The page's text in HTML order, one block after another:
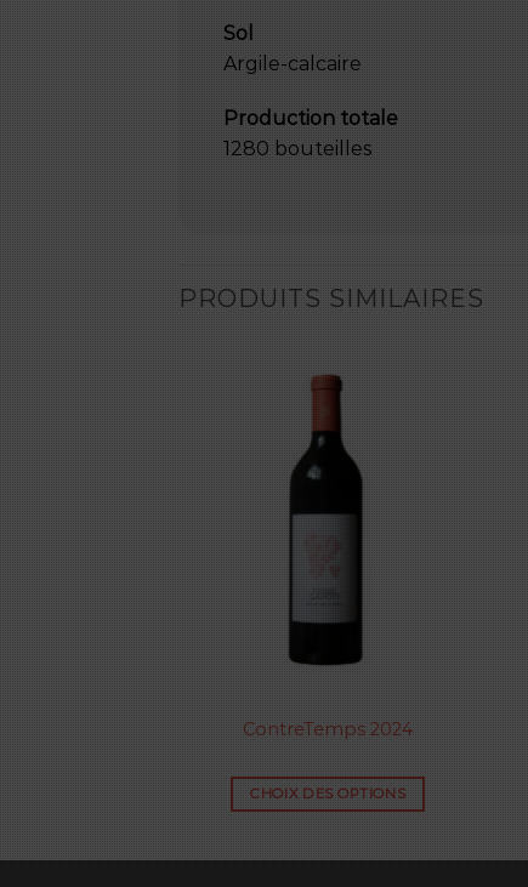
Sol
Argile-calcaire
Production totale
1280 bouteilles
PRODUITS SIMILAIRES
ContreTemps 2024
CHOIX DES OPTIONS